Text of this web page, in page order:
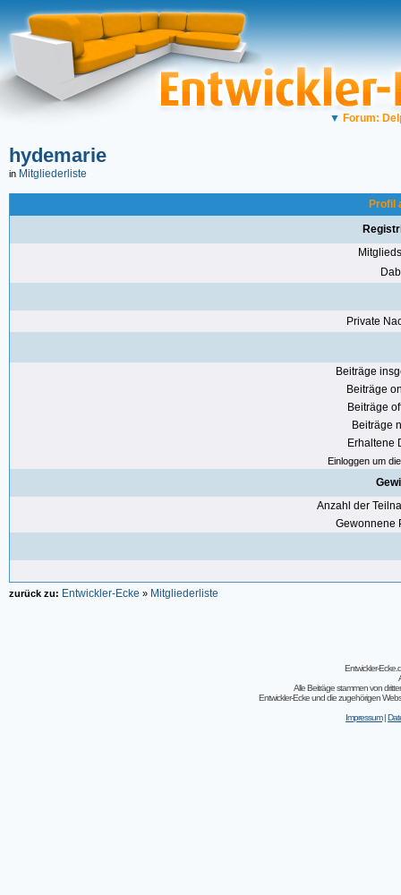
▼ Forum:
hydemarie
in Mitgliederliste
Profil
Private
Beiträge
Beiträge
Beiträge
Beiträge
Erhaltene
Einloggen um
Anzahl der
Gewonnene
zurück zu: Entwickler-Ecke » Mitgliederliste
Entwickler-
Alle Beiträge stammen von
Entwickler-Ecke und die zugehörigen
Impressum|